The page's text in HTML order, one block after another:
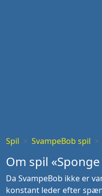
Spil SvampeBob spil
Om spil
Da SvampeBob ikke er
konstant leder efter